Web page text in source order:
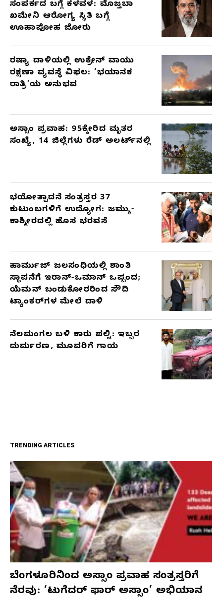
ಸಂಪರ್ಕದ ಬಗ್ಗೆ ಕಳವಳ: ಮೊಜ್ತಬಾ
ಖಮೇನಿ ಆರೋಗ್ಯ ಸ್ಥಿತಿ ಬಗ್ಗೆ
ಊಹಾಪೋಹ ಜೋರು
ರಷ್ಯಾ ದಾಳಿಯಲ್ಲಿ ಉಕ್ರೇನ್ ವಾಯು
ರಕ್ಷಣಾ ವ್ಯವಸ್ಥೆ ವಿಫಲ: ‘ಭಯಾನಕ
ರಾತ್ರಿ’ಯ ಅನುಭವ
ಅಸ್ಸಾಂ ಪ್ರವಾಹ: 95ಕ್ಕೇರಿದ ಮೃತರ
ಸಂಖ್ಯೆ, 14 ಜಿಲ್ಲೆಗಳು ರೆಡ್ ಅಲರ್ಟ್‌ನಲ್ಲಿ
ಭಯೋತ್ಪಾದನೆ ಸಂತ್ರಸ್ತರ 37
ಕುಟುಂಬಗಳಿಗೆ ಉದ್ಯೋಗ: ಜಮ್ಮು-
ಕಾಶ್ಮೀರದಲ್ಲಿ ಹೊಸ ಭರವಸೆ
ಹಾರ್ಮುಜ್ ಜಲಸಂಧಿಯಲ್ಲಿ ಶಾಂತಿ
ಸ್ಥಾಪನೆಗೆ ಇರಾನ್-ಒಮಾನ್ ಒಪ್ಪಂದ;
ಯೆಮನ್ ಬಂಡುಕೋರರಿಂದ ಸೌದಿ
ಟ್ಯಾಂಕರ್‌ಗಳ ಮೇಲೆ ದಾಳಿ
ನೆಲಮಂಗಲ ಬಳಿ ಕಾರು ಪಲ್ಟಿ: ಇಬ್ಬರ
ದುರ್ಮರಣ, ಮೂವರಿಗೆ ಗಾಯ
TRENDING ARTICLES
ಬೆಂಗಳೂರಿನಿಂದ ಅಸ್ಸಾಂ ಪ್ರವಾಹ ಸಂತ್ರಸ್ತರಿಗೆ
ನೆರವು: ‘ಟುಗೆದರ್ ಫಾರ್ ಅಸ್ಸಾಂ’ ಅಭಿಯಾನ